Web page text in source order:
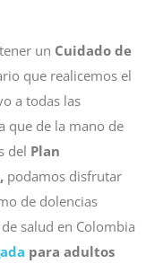
un Cuidado de
que realicemos el
a todas las
que de la mano de
del Plan
podamos disfrutar
de dolencias
salud en Colombia
para adultos